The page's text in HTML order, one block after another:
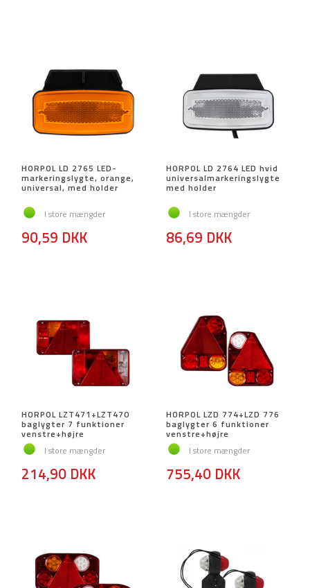
HORPOL LD 2765 LED-
markeringslygte, orange,
universal, med holder
I store mængder
90,59 DKK
HORPOL LD 2764 LED hvid
universalmarkeringslygte
med holder
I store mængder
86,69 DKK
HORPOL LZT471+LZT470
baglygter 7 funktioner
venstre+højre
I store mængder
214,90 DKK
HORPOL LZD 774+LZD 776
baglygter 6 funktioner
venstre+højre
I store mængder
755,40 DKK